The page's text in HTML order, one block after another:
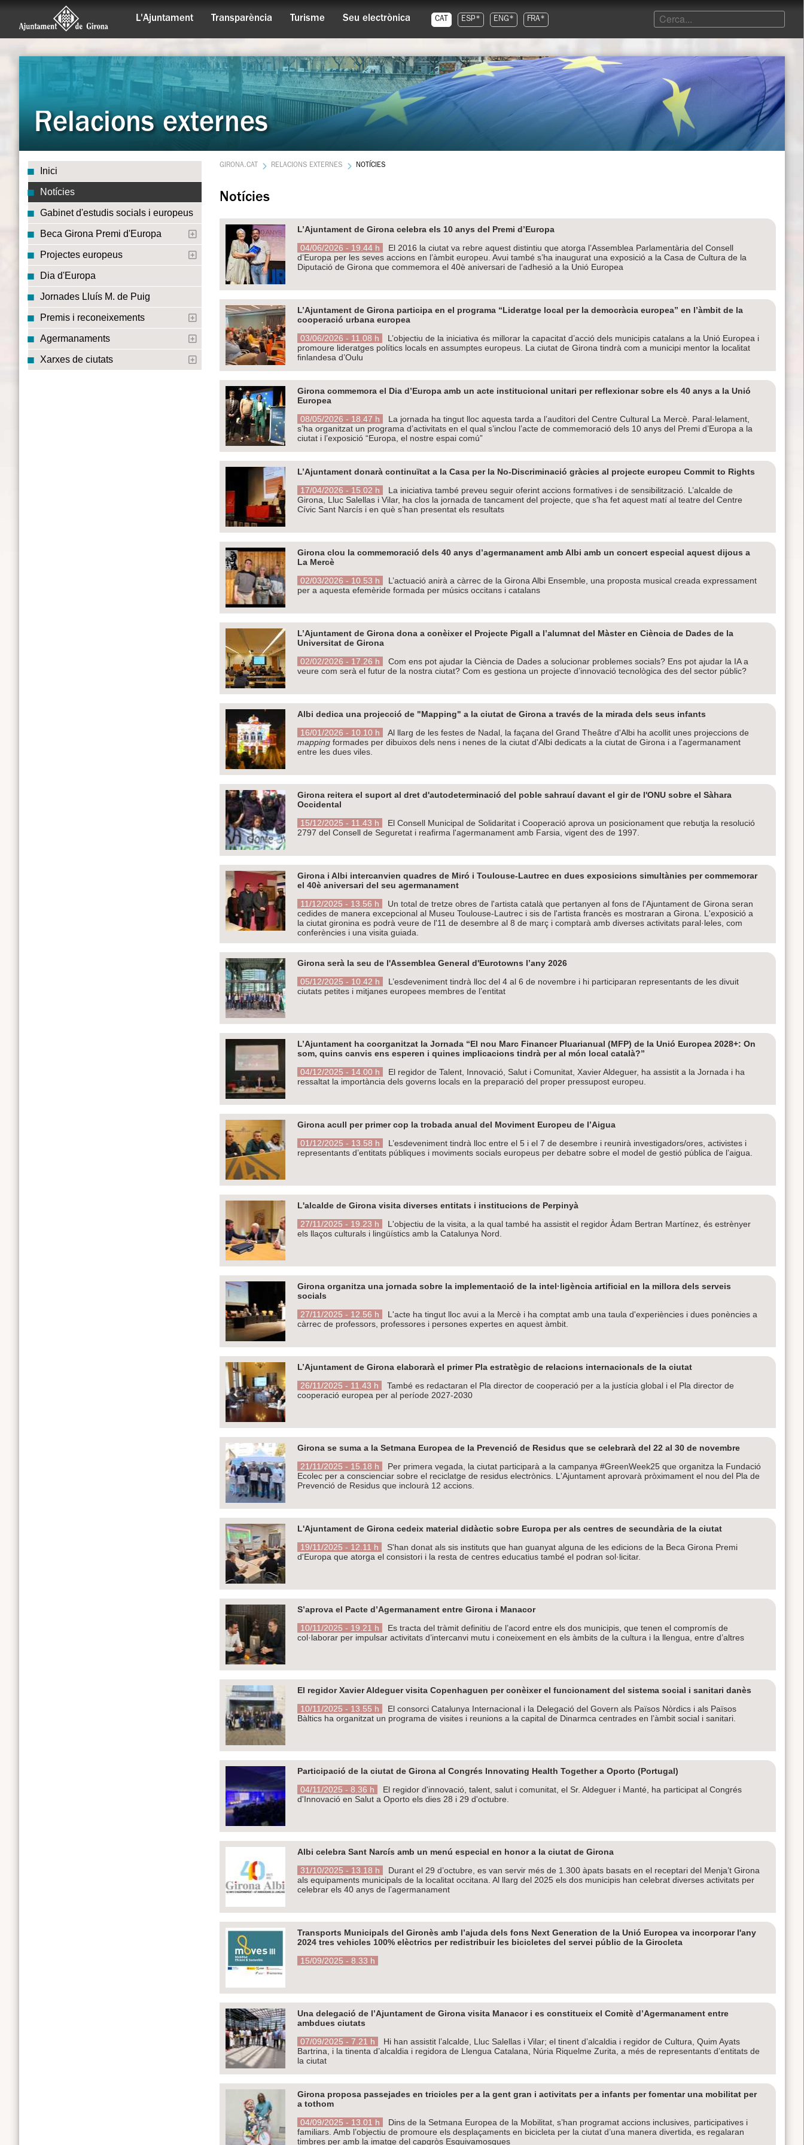
L'Ajuntament Transparència Turisme Seu electrònica CAT ESP* ENG* FRA*
Relacions externes
Inici
Notícies
Gabinet d'estudis socials i europeus
Beca Girona Premi d'Europa
Projectes europeus
Dia d'Europa
Jornades Lluís M. de Puig
Premis i reconeixements
Agermanaments
Xarxes de ciutats
GIRONA.CAT RELACIONS EXTERNES NOTÍCIES
Notícies
L’Ajuntament de Girona celebra els 10 anys del Premi d’Europa
04/06/2026 - 19.44 h
El 2016 la ciutat va rebre aquest distintiu que atorga l’Assemblea Parlamentària del Consell
d’Europa per les seves accions en l’àmbit europeu. Avui també s’ha inaugurat una exposició a la Casa de Cultura de la
Diputació de Girona que commemora el 40è aniversari de l’adhesió a la Unió Europea
L’Ajuntament de Girona participa en el programa “Lideratge local per la democràcia europea” en l’àmbit de la
cooperació urbana europea
03/06/2026 - 11.08 h
L’objectiu de la iniciativa és millorar la capacitat d’acció dels municipis catalans a la Unió Europea i
promoure lideratges polítics locals en assumptes europeus. La ciutat de Girona tindrà com a municipi mentor la localitat
finlandesa d’Oulu
Girona commemora el Dia d’Europa amb un acte institucional unitari per reflexionar sobre els 40 anys a la Unió
Europea
08/05/2026 - 18.47 h
La jornada ha tingut lloc aquesta tarda a l’auditori del Centre Cultural La Mercè. Paral·lelament,
s’ha organitzat un programa d’activitats en el qual s’inclou l’acte de commemoració dels 10 anys del Premi d’Europa a la
ciutat i l’exposició “Europa, el nostre espai comú”
L’Ajuntament donarà continuïtat a la Casa per la No-Discriminació gràcies al projecte europeu Commit to Rights
17/04/2026 - 15.02 h
La iniciativa també preveu seguir oferint accions formatives i de sensibilització. L’alcalde de
Girona, Lluc Salellas i Vilar, ha clos la jornada de tancament del projecte, que s’ha fet aquest matí al teatre del Centre
Cívic Sant Narcís i en què s’han presentat els resultats
Girona clou la commemoració dels 40 anys d’agermanament amb Albi amb un concert especial aquest dijous a
La Mercè
02/03/2026 - 10.53 h
L’actuació anirà a càrrec de la Girona Albi Ensemble, una proposta musical creada expressament
per a aquesta efemèride formada per músics occitans i catalans
L’Ajuntament de Girona dona a conèixer el Projecte Pigall a l’alumnat del Màster en Ciència de Dades de la
Universitat de Girona
02/02/2026 - 17.26 h
Com ens pot ajudar la Ciència de Dades a solucionar problemes socials? Ens pot ajudar la IA a
veure com serà el futur de la nostra ciutat? Com es gestiona un projecte d’innovació tecnològica des del sector públic?
Albi dedica una projecció de "Mapping" a la ciutat de Girona a través de la mirada dels seus infants
16/01/2026 - 10.10 h
Al llarg de les festes de Nadal, la façana del Grand Theâtre d'Albi ha acollit unes projeccions de
mapping formades per dibuixos dels nens i nenes de la ciutat d'Albi dedicats a la ciutat de Girona i a l'agermanament
entre les dues viles.
Girona reitera el suport al dret d'autodeterminació del poble sahrauí davant el gir de l'ONU sobre el Sàhara
Occidental
15/12/2025 - 11.43 h
El Consell Municipal de Solidaritat i Cooperació aprova un posicionament que rebutja la resolució
2797 del Consell de Seguretat i reafirma l'agermanament amb Farsia, vigent des de 1997.
Girona i Albi intercanvien quadres de Miró i Toulouse-Lautrec en dues exposicions simultànies per commemorar
el 40è aniversari del seu agermanament
11/12/2025 - 13.56 h
Un total de tretze obres de l'artista català que pertanyen al fons de l'Ajuntament de Girona seran
cedides de manera excepcional al Museu Toulouse-Lautrec i sis de l'artista francès es mostraran a Girona. L'exposició a
la ciutat gironina es podrà veure de l'11 de desembre al 8 de març i comptarà amb diverses activitats paral·leles, com
conferències i una visita guiada.
Girona serà la seu de l'Assemblea General d'Eurotowns l’any 2026
05/12/2025 - 10.42 h
L’esdeveniment tindrà lloc del 4 al 6 de novembre i hi participaran representants de les divuit
ciutats petites i mitjanes europees membres de l’entitat
L’Ajuntament ha coorganitzat la Jornada “El nou Marc Financer Pluarianual (MFP) de la Unió Europea 2028+: On
som, quins canvis ens esperen i quines implicacions tindrà per al món local català?”
04/12/2025 - 14.00 h
El regidor de Talent, Innovació, Salut i Comunitat, Xavier Aldeguer, ha assistit a la Jornada i ha
ressaltat la importància dels governs locals en la preparació del proper pressupost europeu.
Girona acull per primer cop la trobada anual del Moviment Europeu de l’Aigua
01/12/2025 - 13.58 h
L’esdeveniment tindrà lloc entre el 5 i el 7 de desembre i reunirà investigadors/ores, activistes i
representants d’entitats públiques i moviments socials europeus per debatre sobre el model de gestió pública de l’aigua.
L'alcalde de Girona visita diverses entitats i institucions de Perpinyà
27/11/2025 - 19.23 h
L'objectiu de la visita, a la qual també ha assistit el regidor Àdam Bertran Martínez, és estrènyer
els llaços culturals i lingüístics amb la Catalunya Nord.
Girona organitza una jornada sobre la implementació de la intel·ligència artificial en la millora dels serveis
socials
27/11/2025 - 12.56 h
L'acte ha tingut lloc avui a la Mercè i ha comptat amb una taula d'experiències i dues ponències a
càrrec de professors, professores i persones expertes en aquest àmbit.
L’Ajuntament de Girona elaborarà el primer Pla estratègic de relacions internacionals de la ciutat
26/11/2025 - 11.43 h
També es redactaran el Pla director de cooperació per a la justícia global i el Pla director de
cooperació europea per al període 2027-2030
Girona se suma a la Setmana Europea de la Prevenció de Residus que se celebrarà del 22 al 30 de novembre
21/11/2025 - 15.18 h
Per primera vegada, la ciutat participarà a la campanya #GreenWeek25 que organitza la Fundació
Ecolec per a conscienciar sobre el reciclatge de residus electrònics. L'Ajuntament aprovarà pròximament el nou del Pla de
Prevenció de Residus que inclourà 12 accions.
L'Ajuntament de Girona cedeix material didàctic sobre Europa per als centres de secundària de la ciutat
19/11/2025 - 12.11 h
S'han donat als sis instituts que han guanyat alguna de les edicions de la Beca Girona Premi
d'Europa que atorga el consistori i la resta de centres educatius també el podran sol·licitar.
S’aprova el Pacte d’Agermanament entre Girona i Manacor
10/11/2025 - 19.21 h
Es tracta del tràmit definitiu de l’acord entre els dos municipis, que tenen el compromís de
col·laborar per impulsar activitats d’intercanvi mutu i coneixement en els àmbits de la cultura i la llengua, entre d’altres
El regidor Xavier Aldeguer visita Copenhaguen per conèixer el funcionament del sistema social i sanitari danès
10/11/2025 - 13.55 h
El consorci Catalunya Internacional i la Delegació del Govern als Països Nòrdics i als Països
Bàltics ha organitzat un programa de visites i reunions a la capital de Dinarmca centrades en l’àmbit social i sanitari.
Participació de la ciutat de Girona al Congrés Innovating Health Together a Oporto (Portugal)
04/11/2025 - 8.36 h
El regidor d'innovació, talent, salut i comunitat, el Sr. Aldeguer i Manté, ha participat al Congrés
d'Innovació en Salut a Oporto els dies 28 i 29 d'octubre.
Albi celebra Sant Narcís amb un menú especial en honor a la ciutat de Girona
31/10/2025 - 13.18 h
Durant el 29 d’octubre, es van servir més de 1.300 àpats basats en el receptari del Menja’t Girona
als equipaments municipals de la localitat occitana. Al llarg del 2025 els dos municipis han celebrat diverses activitats per
celebrar els 40 anys de l’agermanament
Transports Municipals del Gironès amb l’ajuda dels fons Next Generation de la Unió Europea va incorporar l'any
2024 tres vehicles 100% elèctrics per redistribuir les bicicletes del servei públic de la Girocleta
15/09/2025 - 8.33 h
Una delegació de l’Ajuntament de Girona visita Manacor i es constitueix el Comitè d’Agermanament entre
ambdues ciutats
07/09/2025 - 7.21 h
Hi han assistit l’alcalde, Lluc Salellas i Vilar; el tinent d’alcaldia i regidor de Cultura, Quim Ayats
Bartrina, i la tinenta d’alcaldia i regidora de Llengua Catalana, Núria Riquelme Zurita, a més de representants d’entitats de
la ciutat
Girona proposa passejades en tricicles per a la gent gran i activitats per a infants per fomentar una mobilitat per
a tothom
04/09/2025 - 13.01 h
Dins de la Setmana Europea de la Mobilitat, s’han programat accions inclusives, participatives i
familiars. Amb l’objectiu de promoure els desplaçaments en bicicleta per la ciutat d’una manera divertida, es regalaran
timbres per amb la imatge del capgròs Esquivamosques